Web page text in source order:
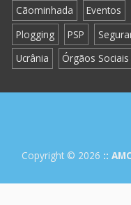
Cãominhada
Eventos
Plogging
PSP
Ucrânia
Órgãos Sociais
Copyright © 2026 ::